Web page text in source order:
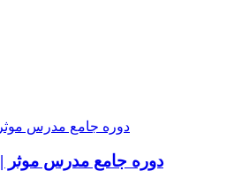
دوره جامع مدرس موثر